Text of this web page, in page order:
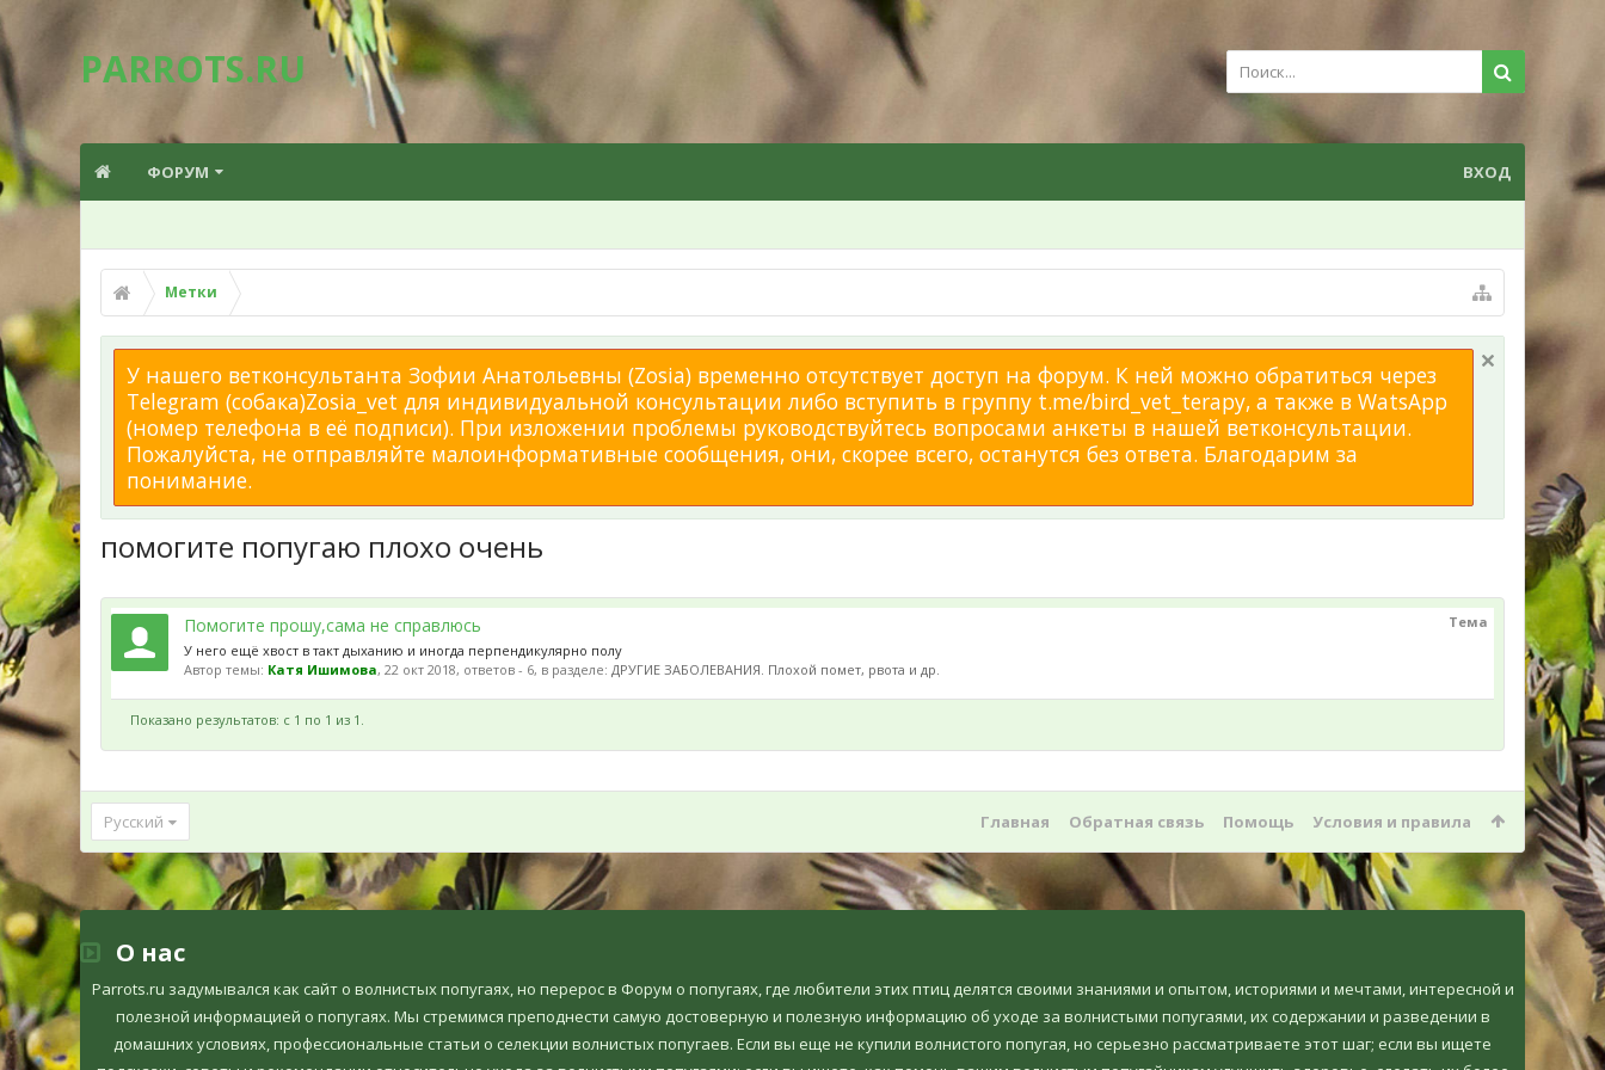
PARROTS.RU
ФОРУМ ВХОД
Метки
У нашего ветконсультанта Зофии Анатольевны (Zosia) временно отсутствует доступ на форум. К ней можно обратиться через
Telegram (собака)Zosia_vet для индивидуальной консультации либо вступить в группу t.me/bird_vet_terapy, а также в WatsApp
(номер телефона в её подписи). При изложении проблемы руководствуйтесь вопросами анкеты в нашей ветконсультации.
Пожалуйста, не отправляйте малоинформативные сообщения, они, скорее всего, останутся без ответа. Благодарим за
понимание.
помогите попугаю плохо очень
Тема
Помогите прошу,сама не справлюсь
У него ещё хвост в такт дыханию и иногда перпендикулярно полу
Автор темы: Катя Ишимова,22 окт 2018, ответов - 6, в разделе:ДРУГИЕ ЗАБОЛЕВАНИЯ. Плохой помет, рвота и др.
Показано результатов: с 1 по 1 из 1.
Русский Главная Обратная связь Помощь Условия и правила
О нас
Parrots.ru задумывался как сайт о волнистых попугаях, но перерос в Форум о попугаях, где любители этих птиц делятся своими знаниями и опытом, историями и мечтами, интересной и
полезной информацией о попугаях. Мы стремимся преподнести самую достоверную и полезную информацию об уходе за волнистыми попугаями, их содержании и разведении в
домашних условиях, профессиональные статьи о селекции волнистых попугаев. Если вы еще не купили волнистого попугая, но серьезно рассматриваете этот шаг; если вы ищете